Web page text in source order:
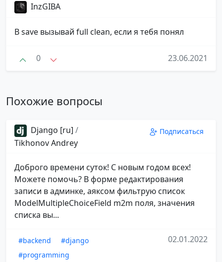
InzGIBA
В save вызывай full clean, если я тебя понял
0 23.06.2021
Похожие вопросы
Django [ru] /
Tikhonov Andrey
Подписаться
Доброго времени суток! С новым годом всех!
Можете помочь? В форме редактирования
записи в админке, аяксом фильтрую список
ModelMultipleChoiceField m2m поля, значения
списка вы...
#backend
#django
#programming
02.01.2022